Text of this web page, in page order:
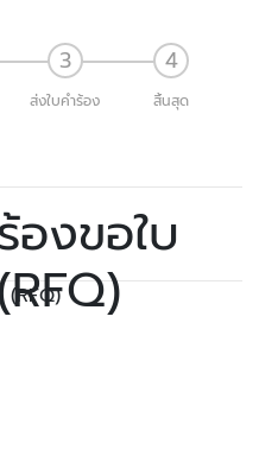
ส่งใบคำร้อง สิ้นสุด
องขอใบ
(RFQ)